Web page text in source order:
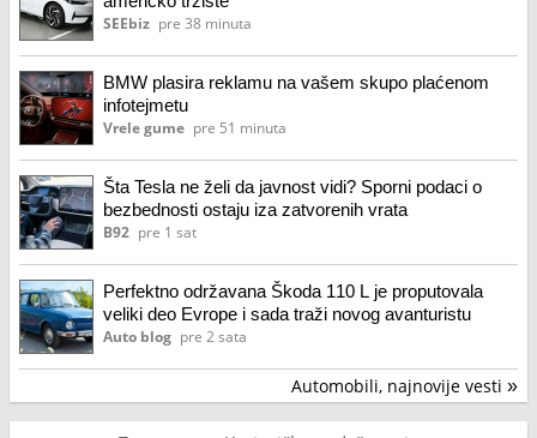
SEEbiz pre 38 minuta
BMW plasira reklamu na vašem skupo plaćenom
infotejmetu
Vrele gume pre 51 minuta
Šta Tesla ne želi da javnost vidi? Sporni podaci o
bezbednosti ostaju iza zatvorenih vrata
B92 pre 1 sat
Perfektno održavana Škoda 110 L je proputovala
veliki deo Evrope i sada traži novog avanturistu
Auto blog pre 2 sata
Automobili, najnovije vesti »